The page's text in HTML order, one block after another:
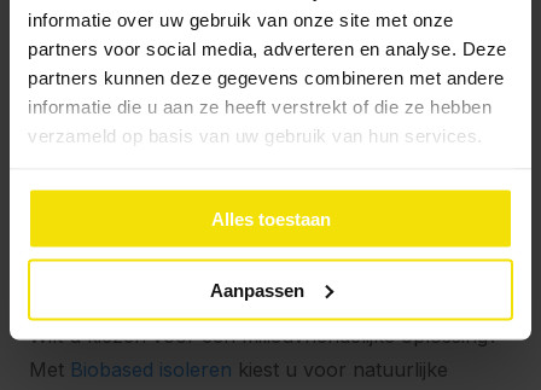
informatie over uw gebruik van onze site met onze
partners voor social media, adverteren en analyse. Deze
partners kunnen deze gegevens combineren met andere
informatie die u aan ze heeft verstrekt of die ze hebben
verzameld op basis van uw gebruik van hun services.
Alles toestaan
Aanpassen
Heerhugowaard. Combineert u meerdere
isolatiemaatregelen, dan kunt u gebruikmaken van
aantrekkelijke ISDE-subsidies. Bekijk ook het
Stappenplan ISDE voor meer informatie.
Biobased isoleren in
Heerhugowaard:
duurzaam en
toekomstgericht
Wilt u kiezen voor een milieuvriendelijke oplossing?
Met Biobased isoleren kiest u voor natuurlijke